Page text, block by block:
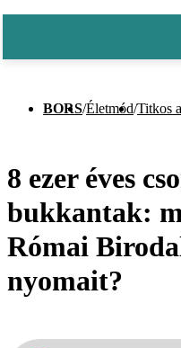
BORS/Életmód/Titkos
8 ezer éves
bukkantak:
Római
nyomait?